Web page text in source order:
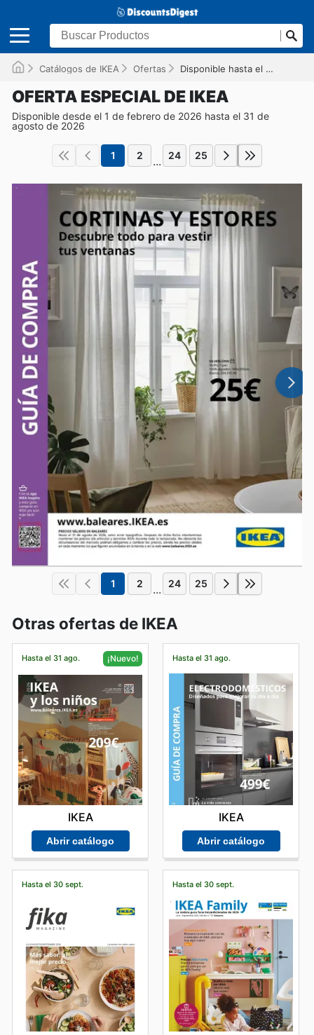
Catálogos de IKEA Ofertas Disponible hasta el 31/08/2026
OFERTA ESPECIAL DE IKEA
Disponible desde el 1 de febrero de 2026 hasta el 31 de
agosto de 2026
1 2 ... 24 25
1 2 ... 24 25
Otras ofertas de IKEA
Hasta el 31 ago. ¡Nuevo!
IKEA
Abrir catálogo
Hasta el 31 ago.
IKEA
Abrir catálogo
Hasta el 30 sept. Hasta el 30 sept.